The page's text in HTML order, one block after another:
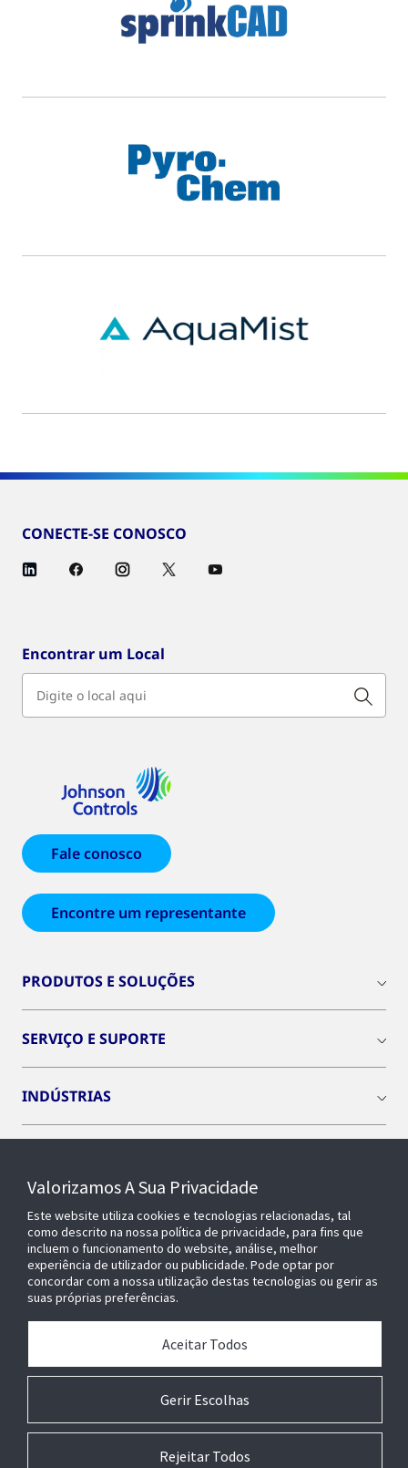
CONECTE-SE CONOSCO
Encontrar um Local
Fale conosco
Encontre um representante
PRODUTOS E SOLUÇÕES
SERVIÇO E SUPORTE
INDÚSTRIAS
SOBRE NÓS
OPENBLUE
EDIFÍCIOS INTELIGENTES
Valorizamos A Sua Privacidade
Este website utiliza cookies e tecnologias relacionadas, tal
como descrito na nossa política de privacidade, para fins que
incluem o funcionamento do website, análise, melhor
experiência de utilizador ou publicidade. Pode optar por
concordar com a nossa utilização destas tecnologias ou gerir as
suas próprias preferências.
Gerir Escolhas
Aceitar Todos
Rejeitar Todos